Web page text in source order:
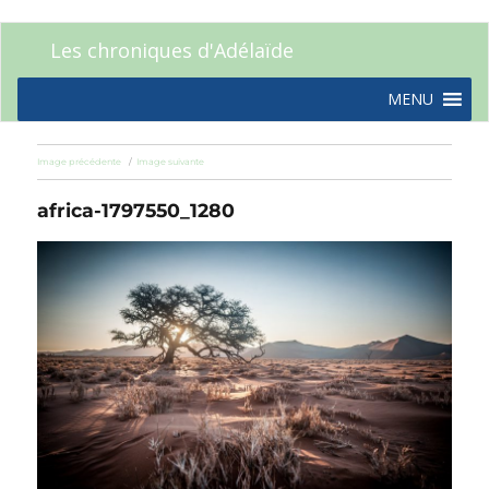
Les chroniques d'Adélaïde
MENU
Image précédente Image suivante
africa-1797550_1280